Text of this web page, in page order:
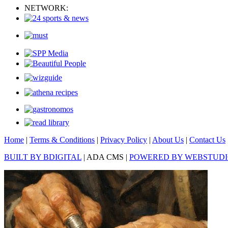
NETWORK:
Home | Terms & Conditions | Privacy Policy | About Us | Contact Us
BUILT BY BDIGITAL | ADA CMS | POWERED BY